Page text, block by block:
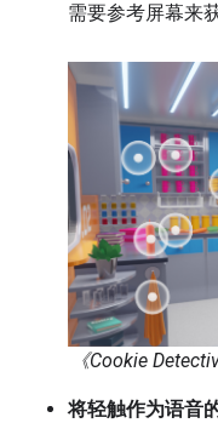
需要参考屏幕来
《Cookie
将轻触作为语音